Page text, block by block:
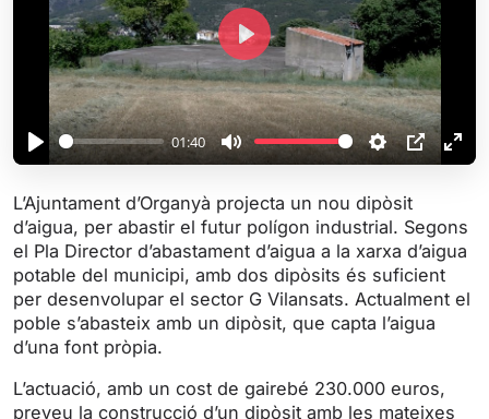
P
l
a
y
01:40
M
t
e
S
e
t
t
i
n
g
P
P
E
t
e
f
s
P
l
a
y
L’Ajuntament d’Organyà projecta un nou dipòsit
d’aigua, per abastir el futur polígon industrial. Segons
el Pla Director d’abastament d’aigua a la xarxa d’aigua
potable del municipi, amb dos dipòsits és suficient
per desenvolupar el sector G Vilansats. Actualment el
poble s’abasteix amb un dipòsit, que capta l’aigua
d’una font pròpia.
L’actuació, amb un cost de gairebé 230.000 euros,
preveu la construcció d’un dipòsit amb les mateixes